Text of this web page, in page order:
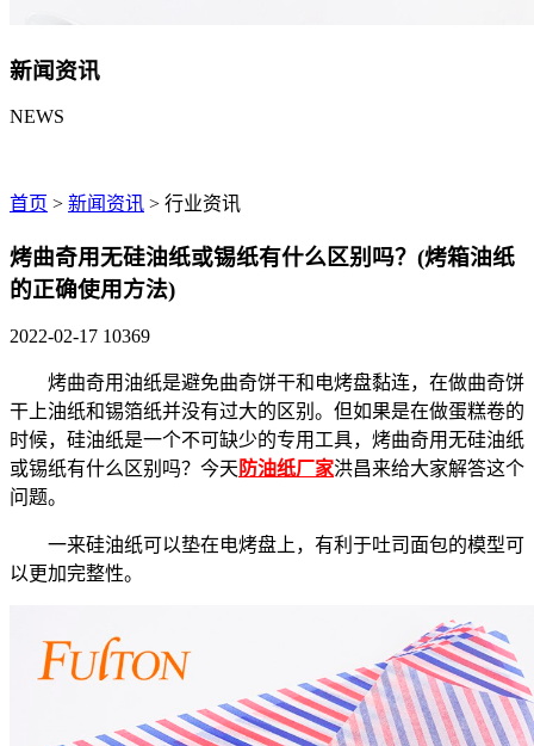
新闻资讯
NEWS
首页 > 新闻资讯 > 行业资讯
烤曲奇用无硅油纸或锡纸有什么区别吗？(烤箱油纸
的正确使用方法)
2022-02-17 10369
烤曲奇用油纸是避免曲奇饼干和电烤盘黏连，在做曲奇饼
干上油纸和锡箔纸并没有过大的区别。但如果是在做蛋糕卷的
时候，硅油纸是一个不可缺少的专用工具，烤曲奇用无硅油纸
或锡纸有什么区别吗？今天 防油纸厂家洪昌来给大家解答这个
问题。
一来硅油纸可以垫在电烤盘上，有利于吐司面包的模型可
以更加完整性。